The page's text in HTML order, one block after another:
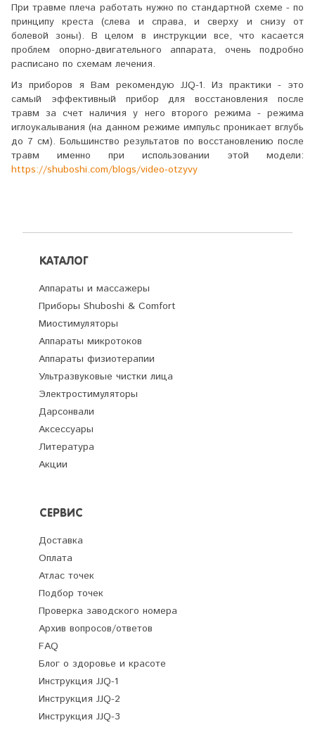
При травме плеча работать нужно по стандартной схеме - по
принципу креста (слева и справа, и сверху и снизу от
болевой зоны). В целом в инструкции все, что касается
проблем опорно-двигательного аппарата, очень подробно
расписано по схемам лечения.
Из приборов я Вам рекомендую JJQ-1. Из практики - это
самый эффективный прибор для восстановления после
травм за счет наличия у него второго режима - режима
иглоукалывания (на данном режиме импульс проникает вглубь
до 7 см). Большинство результатов по восстановлению после
травм именно при использовании этой модели:
https://shuboshi.com/blogs/video-otzyvy
КАТАЛОГ
Аппараты и массажеры
Приборы Shuboshi & Comfort
Миостимуляторы
Аппараты микротоков
Аппараты физиотерапии
Ультразвуковые чистки лица
Электростимуляторы
Дарсонвали
Аксессуары
Литература
Акции
СЕРВИС
Доставка
Оплата
Атлас точек
Подбор точек
Проверка заводского номера
Архив вопросов/ответов
FAQ
Блог о здоровье и красоте
Инструкция JJQ-1
Инструкция JJQ-2
Инструкция JJQ-3